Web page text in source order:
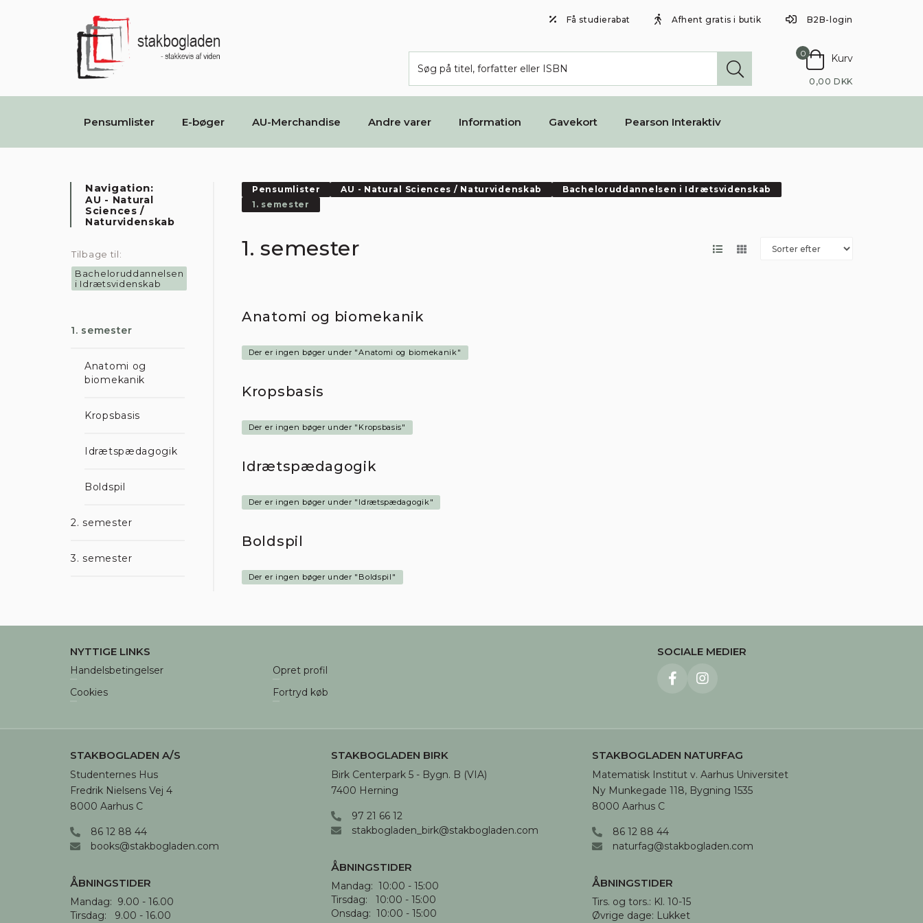
Denne hjemmeside bruger cookies
Når du besøger Stakbogladens hjemmeside anvender vi cookies til at
trafikken på hjemmesiden. Vi benytter disse oplysninger til at forbedre vores
Du kan til- og fravælge cookies ved at klikke på knapperne herunder. Du kan til
enhver tid ændre eller trække dit samtykke tilbage.
Læs mere i vores cookiepolitik
Kun nødvendige cookies
Få studierabat Afhent gratis i butik B2B-login
0 Kurv
0,00 DKK
Pensumlister E-bøger AU-Merchandise Andre varer Information Gavekort Pearson Interaktiv
Navigation:
AU - Natural
Sciences /
Naturvidenskab
Tilbage til:
Bacheloruddannelsen
i Idrætsvidenskab
1. semester
Anatomi og
biomekanik
Kropsbasis
Idrætspædagogik
Boldspil
2. semester
3. semester
Pensumlister AU - Natural Sciences / Naturvidenskab
Bacheloruddannelsen i Idrætsvidenskab
1. semester
1. semester
Anatomi og biomekanik
Der er ingen bøger under "Anatomi og biomekanik"
Kropsbasis
Der er ingen bøger under "Kropsbasis"
Idrætspædagogik
Der er ingen bøger under "Idrætspædagogik"
Boldspil
Der er ingen bøger under "Boldspil"
NYTTIGE LINKS
Handelsbetingelser
Cookies
Opret profil
Fortryd køb
SOCIALE MEDIER
STAKBOGLADEN A/S
Studenternes Hus
Fredrik Nielsens Vej 4
8000 Aarhus C
86 12 88 44
books@stakbogladen.com
ÅBNINGSTIDER
Mandag:  9.00 - 16.00
Tirsdag:   9.00 - 16.00
STAKBOGLADEN BIRK
Birk Centerpark 5 - Bygn. B (VIA)
7400 Herning
97 21 66 12
stakbogladen_birk@stakbogladen.com
ÅBNINGSTIDER
Mandag:  10:00 - 15:00
Tirsdag:   10:00 - 15:00
Onsdag:  10:00 - 15:00
STAKBOGLADEN NATURFAG
Matematisk Institut v. Aarhus Universitet
Ny Munkegade 118, Bygning 1535
8000 Aarhus C
86 12 88 44
naturfag@stakbogladen.com
ÅBNINGSTIDER
Tirs. og tors.: Kl. 10-15
Øvrige dage: Lukket